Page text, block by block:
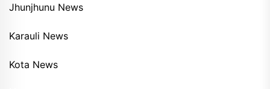
Jhunjhunu News
Karauli News
Kota News